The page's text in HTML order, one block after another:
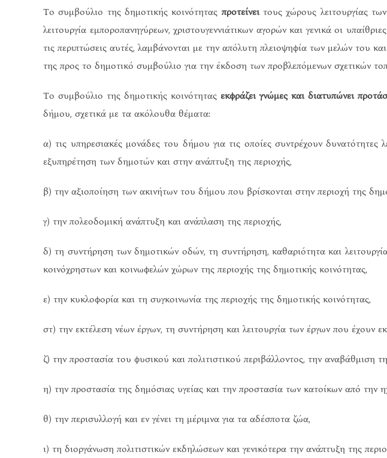
Το συμβούλιο της δημοτικής κοινότητας προτείνειτους χώρους λειτουργίας
λειτουργία εμποροπανηγύρεων, χριστουγεννιάτικων αγορών και γενικά οι
τις περιπτώσεις αυτές, λαμβάνονται με την απόλυτη πλειοψηφία των μελών του
της προς το δημοτικό συμβούλιο για την έκδοση των προβλεπόμενων σχετικών
Το συμβούλιο της δημοτικής κοινότητας εκφράζει γνώμες και διατυπώνει
δήμου, σχετικά με τα ακόλουθα θέματα:
α) τις υπηρεσιακές μονάδες του δήμου για τις οποίες συντρέχουν
εξυπηρέτηση των δημοτών και στην ανάπτυξη της περιοχής,
β) την αξιοποίηση των ακινήτων του δήμου που βρίσκονται στην περιοχή της
γ) την πολεοδομική ανάπτυξη και ανάπλαση της περιοχής,
δ) τη συντήρηση των δημοτικών οδών, τη συντήρηση, καθαριότητα και
κοινόχρηστων και κοινωφελών χώρων της περιοχής της δημοτικής κοινότητας,
ε) την κυκλοφορία και τη συγκοινωνία της περιοχής της δημοτικής κοινότητας,
στ) την εκτέλεση νέων έργων, τη συντήρηση και λειτουργία των έργων που έχουν
ζ) την προστασία του φυσικού και πολιτιστικού περιβάλλοντος, την αναβάθμιση
η) την προστασία της δημόσιας υγείας και την προστασία των κατοίκων από την
θ) την περισυλλογή και εν γένει τη μέριμνα για τα αδέσποτα ζώα,
ι) τη διοργάνωση πολιτιστικών εκδηλώσεων και γενικότερα την ανάπτυξη της